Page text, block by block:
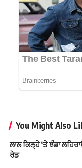
You Might Also
ਲਾਲ ਕਿਲ੍ਹੇ ‘ਤੇ ਝੰਡਾ
ਰੇਡ